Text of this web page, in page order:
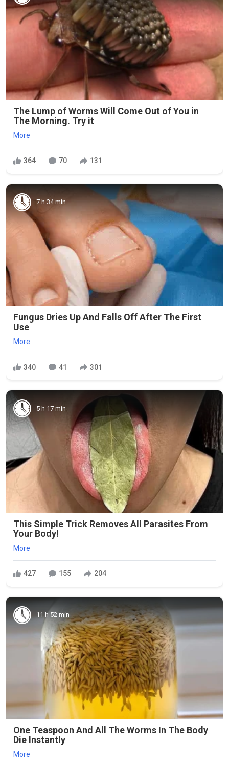
The Lump of Worms Will Come Out of You in
The Morning. Try it
More
364 70 131
7 h 34 min
Fungus Dries Up And Falls Off After The First
Use
More
340 41 301
5 h 17 min
This Simple Trick Removes All Parasites From
Your Body!
More
427 155 204
11 h 52 min
One Teaspoon And All The Worms In The Body
Die Instantly
More